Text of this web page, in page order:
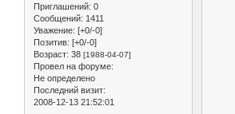
Приглашений: 0
Сообщений: 1411
Уважение: [+0/-0]
Позитив: [+0/-0]
Возраст: 38 [1988-04-07]
Провел на форуме:
Не определено
Последний визит:
2008-12-13 21:52:01